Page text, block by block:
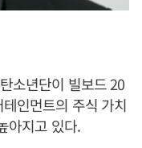
소년단이 빌보드 20
인먼트의 주식 가치
아지고 있다.